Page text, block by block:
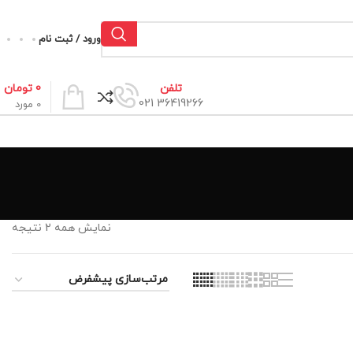
ورود / ثبت نام
تلفن
36419266 021
0 مورد
0 تومان
نمایش همه 2 نتیجه